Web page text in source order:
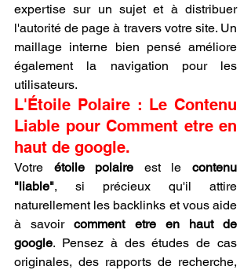
expertise sur un sujet et à distribuer
l'autorité de page à travers votre site. Un
maillage interne bien pensé améliore
également la navigation pour les
utilisateurs.
L'Étoile Polaire : Le Contenu
Liable pour Comment etre en
haut de google.
Votre étoile polaire est le contenu
"liable", si précieux qu'il attire
naturellement les backlinks et vous aide
à savoir comment etre en haut de
google. Pensez à des études de cas
originales, des rapports de recherche,